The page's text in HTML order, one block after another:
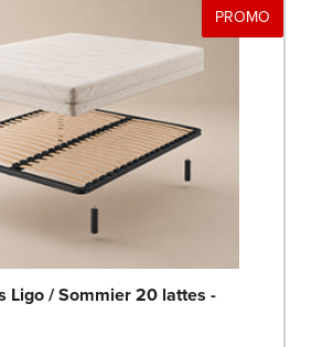
PROMO
Ligo / Sommier 20 lattes -